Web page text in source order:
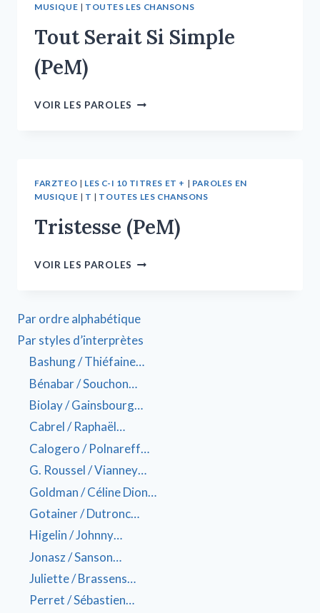
MUSIQUE | TOUTES LES CHANSONS
Tout Serait Si Simple
(PeM)
VOIR LES PAROLES
FARZTEO | LES C-I 10 TITRES ET + | PAROLES EN
MUSIQUE | T | TOUTES LES CHANSONS
Tristesse (PeM)
VOIR LES PAROLES
Par ordre alphabétique
Par styles d’interprètes
Bashung / Thiéfaine…
Bénabar / Souchon…
Biolay / Gainsbourg…
Cabrel / Raphaël…
Calogero / Polnareff…
G. Roussel / Vianney…
Goldman / Céline Dion…
Gotainer / Dutronc…
Higelin / Johnny…
Jonasz / Sanson…
Juliette / Brassens…
Perret / Sébastien…